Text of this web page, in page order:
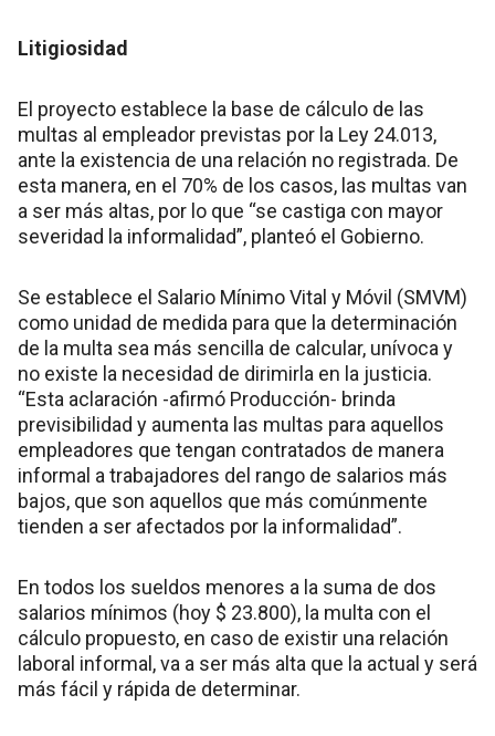
Litigiosidad
El proyecto establece la base de cálculo de las
multas al empleador previstas por la Ley 24.013,
ante la existencia de una relación no registrada. De
esta manera, en el 70% de los casos, las multas van
a ser más altas, por lo que “se castiga con mayor
severidad la informalidad”, planteó el Gobierno.
Se establece el Salario Mínimo Vital y Móvil (SMVM)
como unidad de medida para que la determinación
de la multa sea más sencilla de calcular, unívoca y
no existe la necesidad de dirimirla en la justicia.
“Esta aclaración -afirmó Producción- brinda
previsibilidad y aumenta las multas para aquellos
empleadores que tengan contratados de manera
informal a trabajadores del rango de salarios más
bajos, que son aquellos que más comúnmente
tienden a ser afectados por la informalidad”.
En todos los sueldos menores a la suma de dos
salarios mínimos (hoy $ 23.800), la multa con el
cálculo propuesto, en caso de existir una relación
laboral informal, va a ser más alta que la actual y será
más fácil y rápida de determinar.